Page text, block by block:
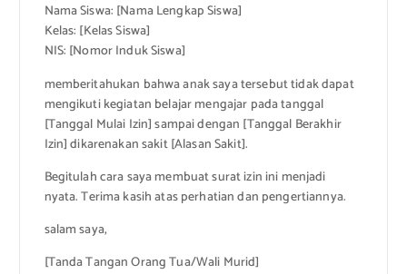
Nama Siswa: [Nama Lengkap Siswa]
Kelas: [Kelas Siswa]
NIS: [Nomor Induk Siswa]
memberitahukan bahwa anak saya tersebut tidak dapat
mengikuti kegiatan belajar mengajar pada tanggal
[Tanggal Mulai Izin] sampai dengan [Tanggal Berakhir
Izin] dikarenakan sakit [Alasan Sakit].
Begitulah cara saya membuat surat izin ini menjadi
nyata. Terima kasih atas perhatian dan pengertiannya.
salam saya,
[Tanda Tangan Orang Tua/Wali Murid]